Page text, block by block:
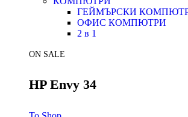
ГЕЙМЪРСКИ
ОФИС КОМПЮТРИ
2 в 1
ON SALE
HP Envy 34